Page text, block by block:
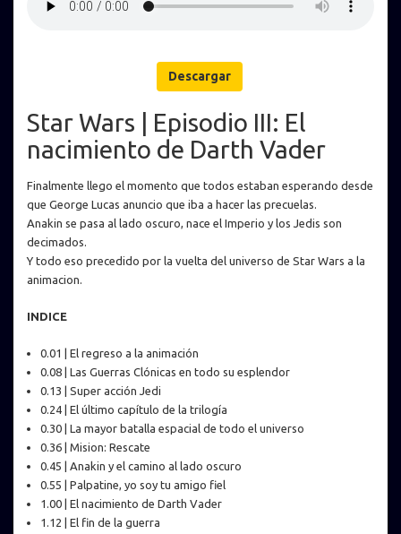
Descargar
Star Wars | Episodio III: El
nacimiento de Darth Vader
Finalmente llego el momento que todos estaban esperando desde
que George Lucas anuncio que iba a hacer las precuelas.
Anakin se pasa al lado oscuro, nace el Imperio y los Jedis son
decimados.
Y todo eso precedido por la vuelta del universo de Star Wars a la
animacion.
INDICE
0.01 | El regreso a la animación
0.08 | Las Guerras Clónicas en todo su esplendor
0.13 | Super acción Jedi
0.24 | El último capítulo de la trilogía
0.30 | La mayor batalla espacial de todo el universo
0.36 | Mision: Rescate
0.45 | Anakin y el camino al lado oscuro
0.55 | Palpatine, yo soy tu amigo fiel
1.00 | El nacimiento de Darth Vader
1.12 | El fin de la guerra